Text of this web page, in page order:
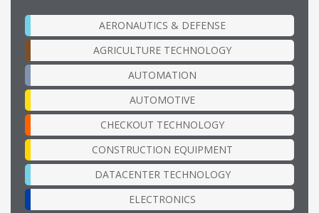
AERONAUTICS & DEFENSE
AGRICULTURE TECHNOLOGY
AUTOMATION
AUTOMOTIVE
CHECKOUT TECHNOLOGY
CONSTRUCTION EQUIPMENT
DATACENTER TECHNOLOGY
ELECTRONICS